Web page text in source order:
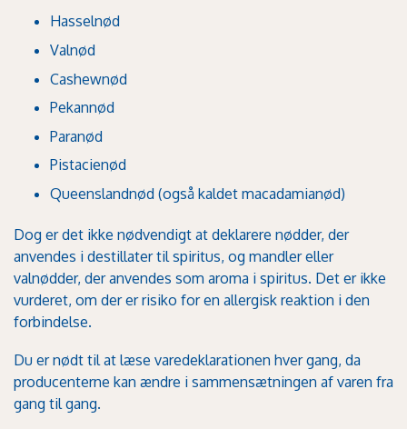
Hasselnød
Valnød
Cashewnød
Pekannød
Paranød
Pistacienød
Queenslandnød (også kaldet macadamianød)
Dog er det ikke nødvendigt at deklarere nødder, der
anvendes i destillater til spiritus, og mandler eller
valnødder, der anvendes som aroma i spiritus. Det er ikke
vurderet, om der er risiko for en allergisk reaktion i den
forbindelse.
Du er nødt til at læse varedeklarationen hver gang, da
producenterne kan ændre i sammensætningen af varen fra
gang til gang.